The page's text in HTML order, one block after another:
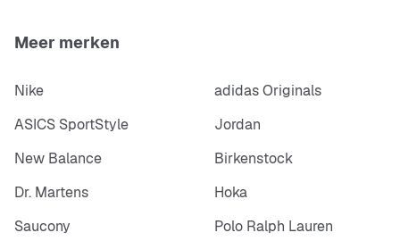
Meer merken
Nike
adidas Originals
ASICS SportStyle
Jordan
New Balance
Birkenstock
Dr. Martens
Hoka
Saucony
Polo Ralph Lauren